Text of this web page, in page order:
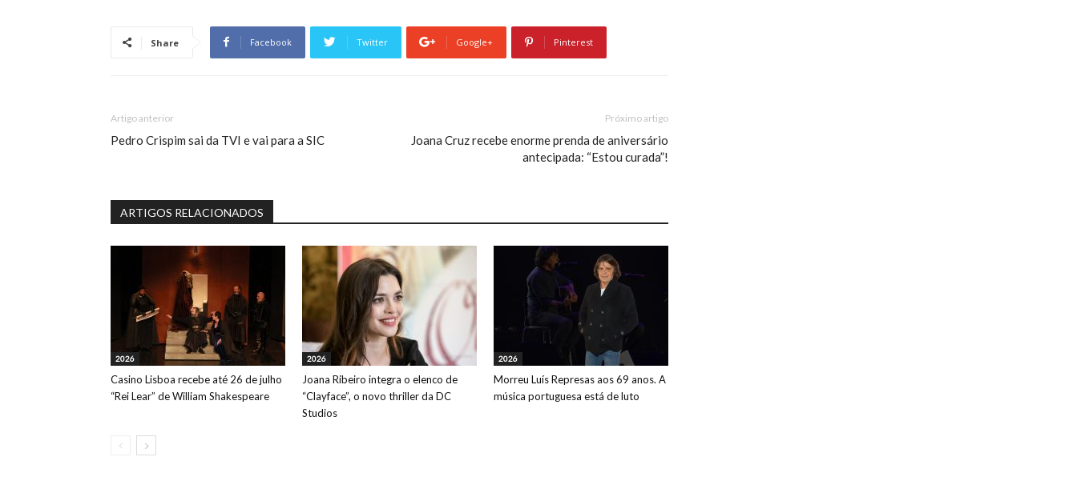
Share Facebook Twitter Google+ Pinterest
Artigo anterior
Pedro Crispim sai da TVI e vai para a SIC
Próximo artigo
Joana Cruz recebe enorme prenda de aniversário
antecipada: “Estou curada”!
ARTIGOS RELACIONADOS
2026
Casino Lisboa recebe até 26 de julho
“Rei Lear” de William Shakespeare
2026
Joana Ribeiro integra o elenco de
“Clayface”, o novo thriller da DC
Studios
2026
Morreu Luís Represas aos 69 anos. A
música portuguesa está de luto